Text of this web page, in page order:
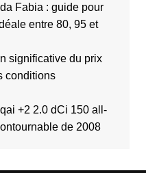
Fabia : guide pour
entre 80, 95 et
significative du prix
conditions
+2 2.0 dCi 150 all-
de 2008